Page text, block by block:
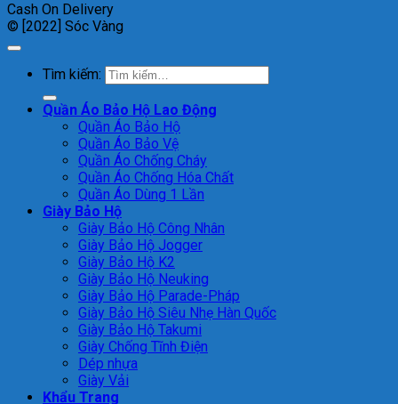
Cash On Delivery
© [2022] Sóc Vàng
Tìm kiếm:
Quần Áo Bảo Hộ Lao Động
Quần Áo Bảo Hộ
Quần Áo Bảo Vệ
Quần Áo Chống Cháy
Quần Áo Chống Hóa Chất
Quần Áo Dùng 1 Lần
Giày Bảo Hộ
Giày Bảo Hộ Công Nhân
Giày Bảo Hộ Jogger
Giày Bảo Hộ K2
Giày Bảo Hộ Neuking
Giày Bảo Hộ Parade-Pháp
Giày Bảo Hộ Siêu Nhẹ Hàn Quốc
Giày Bảo Hộ Takumi
Giày Chống Tĩnh Điện
Dép nhựa
Giày Vải
Khẩu Trang